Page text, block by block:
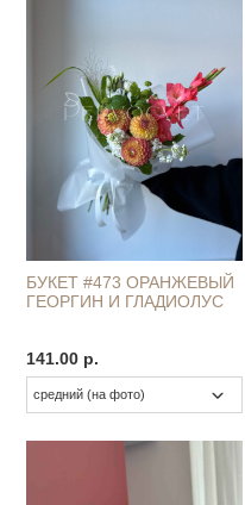
БУКЕТ #473 ОРАНЖЕВЫЙ
ГЕОРГИН И ГЛАДИОЛУС
141.00 р.